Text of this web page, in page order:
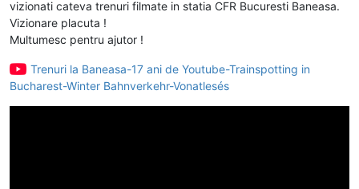
vizionati cateva trenuri filmate in statia CFR Bucuresti Baneasa.
Vizionare placuta !
Multumesc pentru ajutor !
Trenuri la Baneasa-17 ani de Youtube-Trainspotting in
Bucharest-Winter Bahnverkehr-Vonatlesés